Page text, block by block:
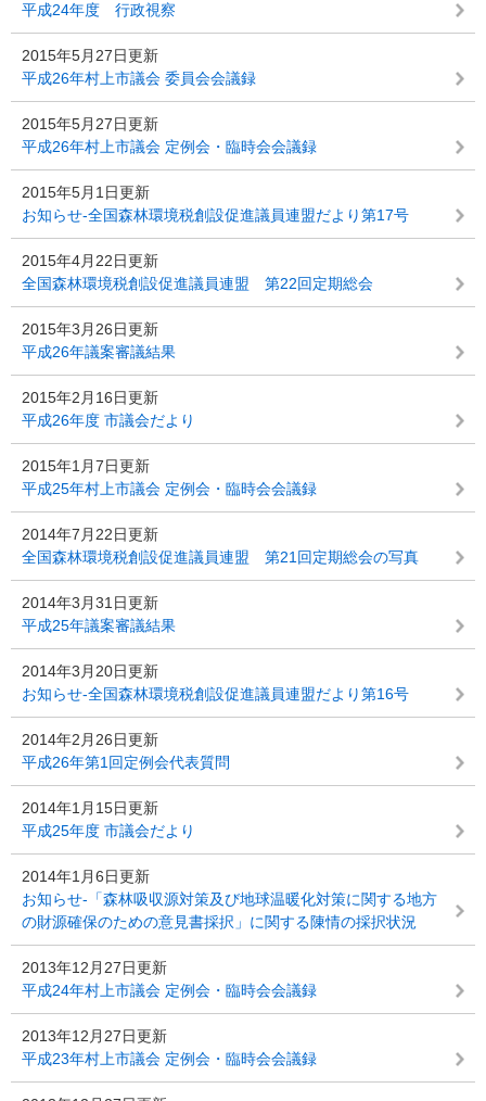
平成24年度 行政視察
2015年5月27日更新
平成26年村上市議会 委員会会議録
2015年5月27日更新
平成26年村上市議会 定例会・臨時会会議録
2015年5月1日更新
お知らせ-全国森林環境税創設促進議員連盟だより第17号
2015年4月22日更新
全国森林環境税創設促進議員連盟 第22回定期総会
2015年3月26日更新
平成26年議案審議結果
2015年2月16日更新
平成26年度 市議会だより
2015年1月7日更新
平成25年村上市議会 定例会・臨時会会議録
2014年7月22日更新
全国森林環境税創設促進議員連盟 第21回定期総会の写真
2014年3月31日更新
平成25年議案審議結果
2014年3月20日更新
お知らせ-全国森林環境税創設促進議員連盟だより第16号
2014年2月26日更新
平成26年第1回定例会代表質問
2014年1月15日更新
平成25年度 市議会だより
2014年1月6日更新
お知らせ-「森林吸収源対策及び地球温暖化対策に関する地方
の財源確保のための意見書採択」に関する陳情の採択状況
2013年12月27日更新
平成24年村上市議会 定例会・臨時会会議録
2013年12月27日更新
平成23年村上市議会 定例会・臨時会会議録